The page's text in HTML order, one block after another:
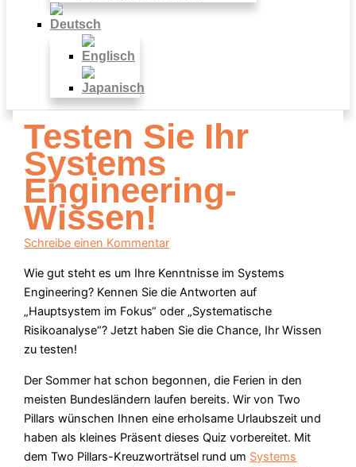
Testen Sie Ihr
Systems
Engineering-
Wissen!
Schreibe einen Kommentar
Wie gut steht es um Ihre Kenntnisse im Systems
Engineering? Kennen Sie die Antworten auf
„Hauptsystem im Fokus“ oder „Systematische
Risikoanalyse“? Jetzt haben Sie die Chance, Ihr Wissen
zu testen!
Der Sommer hat schon begonnen, die Ferien in den
meisten Bundesländern laufen bereits. Wir von Two
Pillars wünschen Ihnen eine erholsame Urlaubszeit und
haben als kleines Präsent dieses Quiz vorbereitet. Mit
dem Two Pillars-Kreuzworträtsel rund um Systems